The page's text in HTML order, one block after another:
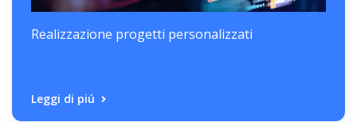
Realizzazione progetti personalizzati
Leggi di piú